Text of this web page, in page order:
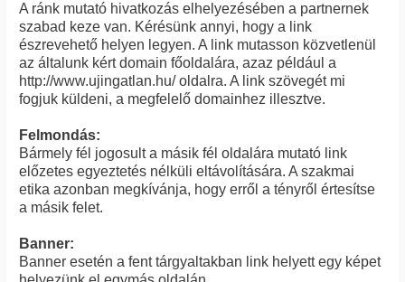
A ránk mutató hivatkozás elhelyezésében a partnernek
szabad keze van. Kérésünk annyi, hogy a link
észrevehető helyen legyen. A link mutasson közvetlenül
az általunk kért domain főoldalára, azaz például a
http://www.ujingatlan.hu/ oldalra. A link szövegét mi
fogjuk küldeni, a megfelelő domainhez illesztve.
Felmondás:
Bármely fél jogosult a másik fél oldalára mutató link
előzetes egyeztetés nélküli eltávolítására. A szakmai
etika azonban megkívánja, hogy erről a tényről értesítse
a másik felet.
Banner:
Banner esetén a fent tárgyaltakban link helyett egy képet